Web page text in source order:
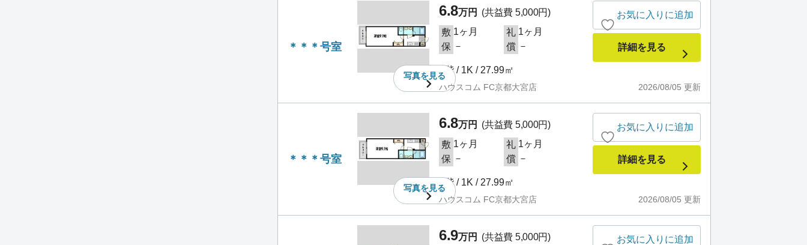
＊＊＊号室
写真を見る
6.8万円
(共益費 5,000円)
敷 1ヶ月 礼 1ヶ月
保 － 償 －
3階 / 1K / 27.99㎡
2026/08/05 更新
ハウスコム FC京都大宮店
お気に入りに追加
詳細を見る
＊＊＊号室
写真を見る
6.8万円
(共益費 5,000円)
敷 1ヶ月 礼 1ヶ月
保 － 償 －
3階 / 1K / 27.99㎡
2026/08/05 更新
ハウスコム FC京都大宮店
お気に入りに追加
詳細を見る
6.9万円
(共益費 5,000円)
お気に入りに追加